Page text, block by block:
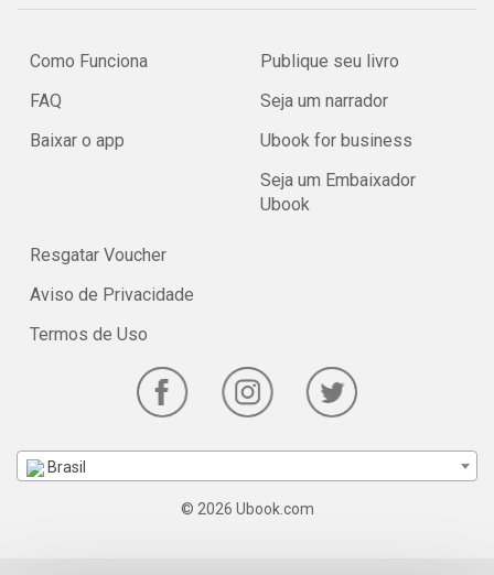
Como Funciona
FAQ
Baixar o app
Publique seu livro
Seja um narrador
Ubook for business
Seja um Embaixador
Ubook
Resgatar Voucher
Aviso de Privacidade
Termos de Uso
Brasil
© 2026 Ubook.com